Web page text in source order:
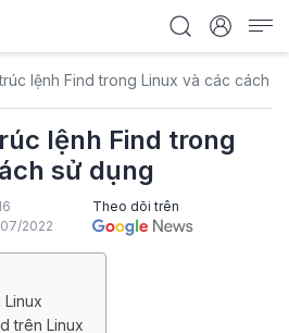
lệnh Find trong Linux và các cách
lệnh Find trong
sử dụng
2022
Theo dõi trên
Linux
trên Linux